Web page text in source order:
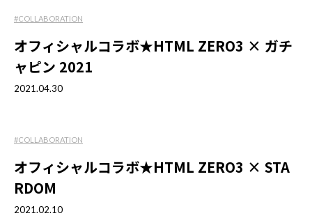
#COLLABORATION
オフィシャルコラボ★HTML ZERO3 × ガチ
ャピン 2021
2021.04.30
#COLLABORATION
オフィシャルコラボ★HTML ZERO3 × STA
RDOM
2021.02.10